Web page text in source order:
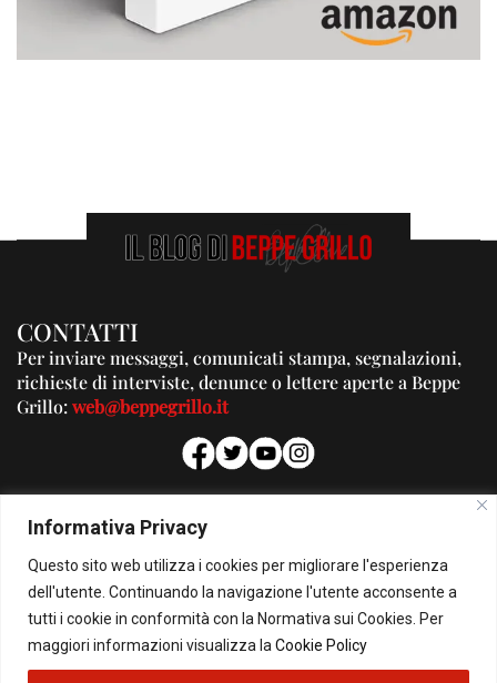
Informativa Privacy
Questo sito web utilizza i cookies per migliorare l'esperienza
dell'utente. Continuando la navigazione l'utente acconsente a
tutti i cookie in conformità con la Normativa sui Cookies. Per
maggiori informazioni visualizza la Cookie Policy
CONTATTI
Per inviare messaggi, comunicati stampa, segnalazioni,
richieste di interviste, denunce o lettere aperte a Beppe
Grillo:web@beppegrillo.it
PUBBLICITA'
Per la tua pubblicità su questo Blog:
pubblicita@beppegrillo.it